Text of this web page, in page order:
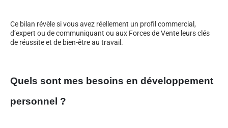
Ce bilan révèle si vous avez réellement un profil commercial,
d’expert ou de communiquant ou aux Forces de Vente leurs clés
de réussite et de bien-être au travail.
Quels sont mes besoins en développement
personnel ?